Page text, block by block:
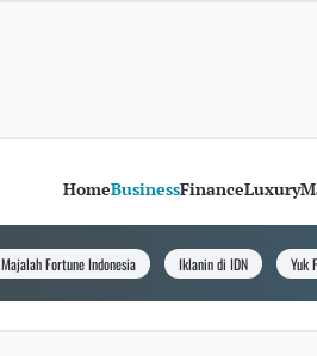
HomeBusinessFinanceLuxury
Majalah Fortune Indonesia Iklanin di IDN Yuk